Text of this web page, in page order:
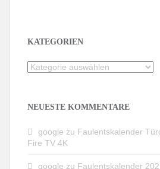
KATEGORIEN
Kategorien
NEUESTE KOMMENTARE
google zu Faulentskalender
Fire TV 4K
google zu Faulentskalender